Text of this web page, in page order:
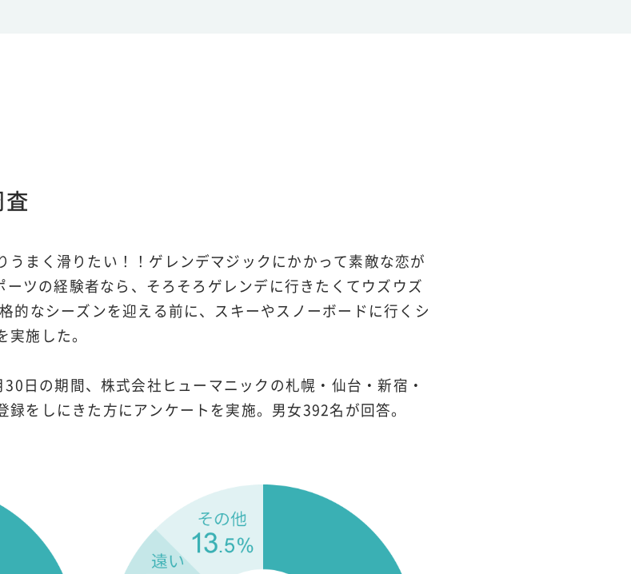
まく滑りたい！！ゲレンデマジックにかかって素敵な恋が
ツの経験者なら、そろそろゲレンデに行きたくてウズウズ
的なシーズンを迎える前に、スキーやスノーボードに行くシ
施した。
日の期間、株式会社ヒューマニックの札幌・仙台・新宿・
をしにきた方にアンケートを実施。男女392名が回答。